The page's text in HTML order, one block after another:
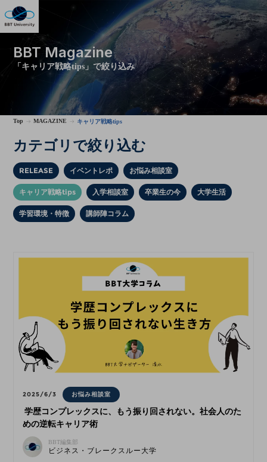
BBT Magazine
「キャリア戦略tips」で絞り込み
Top MAGAZINE キャリア戦略tips
カテゴリで絞り込む
RELEASE イベントレポ お悩み相談室
キャリア戦略tips 入学相談室 卒業生の今 大学生活
学習環境・特徴 講師陣コラム
2025/6/3 お悩み相談室
学歴コンプレックスに、もう振り回されない。社会人のた
めの逆転キャリア術
BBT編集部
ビジネス・ブレークスルー大学